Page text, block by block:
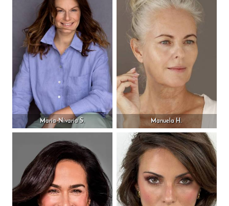
Maria-Nivaria S. Manuela H.